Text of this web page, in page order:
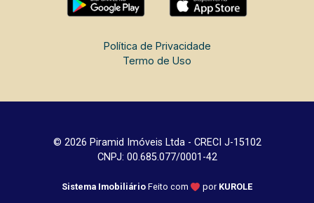
Política de Privacidade
Termo de Uso
© 2026 Piramid Imóveis Ltda - CRECI J-15102
CNPJ: 00.685.077/0001-42
Sistema Imobiliário Feito com por KUROLE